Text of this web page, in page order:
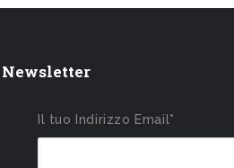
Newsletter
Il tuo Indirizzo Email*